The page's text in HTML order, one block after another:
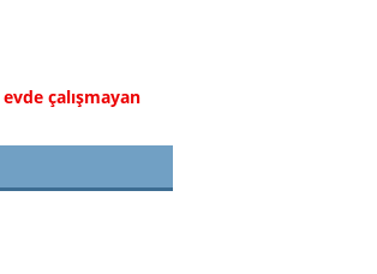
evde çalışmayan